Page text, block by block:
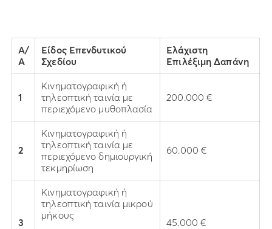
Α/
Α
Είδος Επενδυτικού
Σχεδίου
Ελάχιστη
Επιλέξιμη Δαπάνη
1
Κινηματογραφική ή
τηλεοπτική ταινία με
περιεχόμενο μυθοπλασία
200.000 €
2
Κινηματογραφική ή
τηλεοπτική ταινία με
περιεχόμενο δημιουργική
τεκμηρίωση
60.000 €
3
Κινηματογραφική ή
τηλεοπτική ταινία μικρού
μήκους
45.000 €